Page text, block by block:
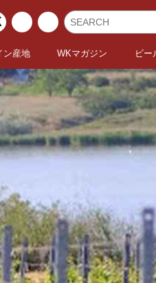
ン産地 WKマガジン ビー